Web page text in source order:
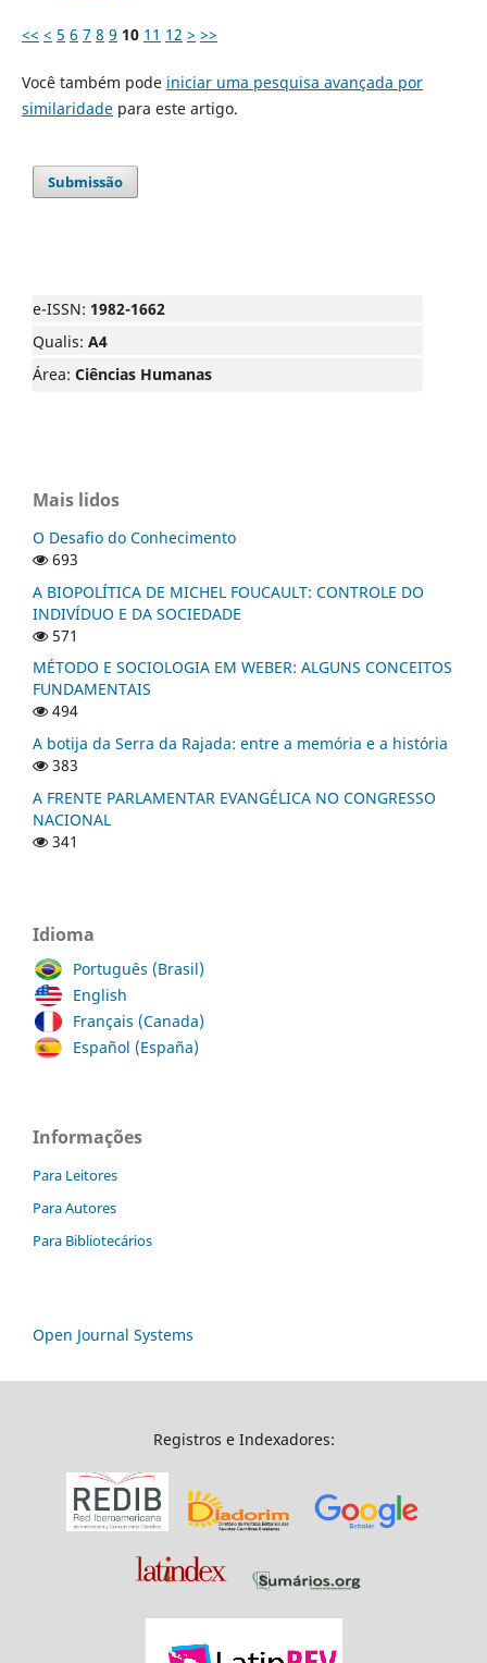
<< < 5 6 7 8 9 10 11 12 > >>
Você também pode iniciar uma pesquisa avançada por
similaridadepara este artigo.
Submissão
e-ISSN: 1982-1662
Qualis: A4
Área: Ciências Humanas
Mais lidos
O Desafio do Conhecimento
693
A BIOPOLÍTICA DE MICHEL FOUCAULT: CONTROLE DO
INDIVÍDUO E DA SOCIEDADE
571
MÉTODO E SOCIOLOGIA EM WEBER: ALGUNS CONCEITOS
FUNDAMENTAIS
494
A botija da Serra da Rajada: entre a memória e a história
383
A FRENTE PARLAMENTAR EVANGÉLICA NO CONGRESSO
NACIONAL
341
Idioma
Português (Brasil)
English
Français (Canada)
Español (España)
Informações
Para Leitores
Para Autores
Para Bibliotecários
Open Journal Systems
Registros e Indexadores: